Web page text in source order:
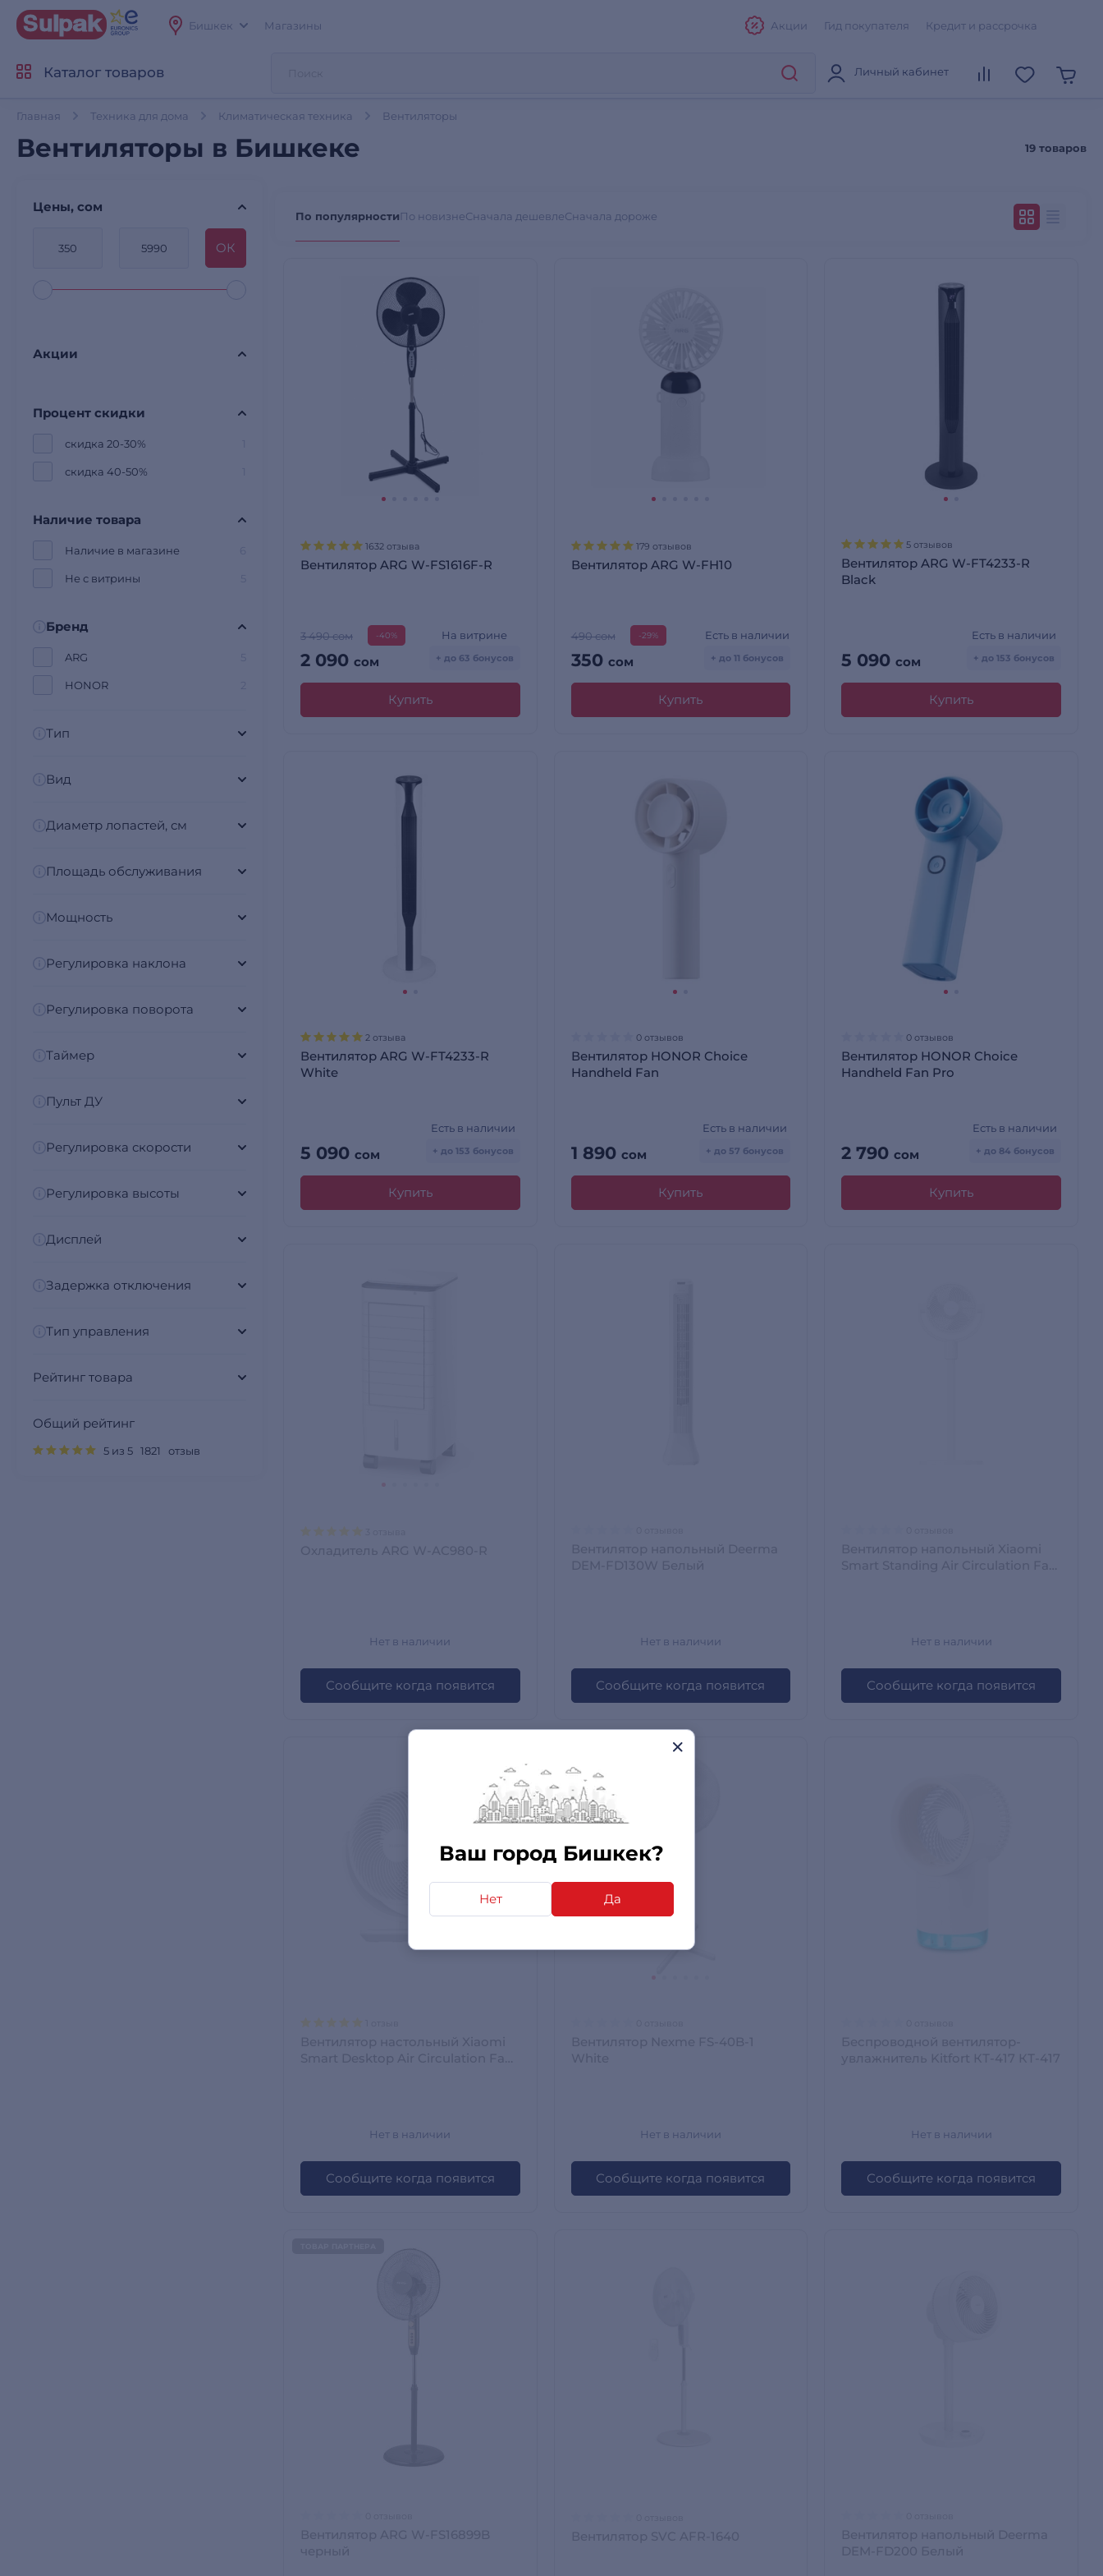
Ваш город Бишкек?
Нет Да
Бишкек Магазины Акции Гид покупателя Кредит и рассрочка
Каталог товаров Личный кабинет
Главная Техника для дома Климатическая техника Вентиляторы
Вентиляторы в Бишкеке 19 товаров
Цены, сом
OК
Акции
Процент скидки
скидка 20-30%
скидка 40-50%
Наличие товара
Наличие в магазине
Не с витрины
Бренд
ARG
HONOR
Тип
Вид
Диаметр лопастей, см
Площадь обслуживания
Мощность
Регулировка наклона
Регулировка поворота
Таймер
Пульт ДУ
Регулировка скорости
Регулировка высоты
Дисплей
Задержка отключения
Тип управления
Рейтинг товара
Общий рейтинг
5 из 5 1821 отзыв
По популярностиПо новизнеСначала дешевлеСначала дороже
1632 отзыва
Вентилятор ARG W-FS1616F-R
3 490 сом -40%
2 090 сом
На витрине
+ до 63 бонусов
Купить
179 отзывов
Вентилятор ARG W-FH10
490 сом -29%
350 сом
Есть в наличии
+ до 11 бонусов
Купить
5 отзывов
Вентилятор ARG W-FT4233-R
Black
5 090сом
Есть в наличии
+ до 153 бонусов
Купить
2 отзыва
Вентилятор ARG W-FT4233-R
White
5 090 сом
Есть в наличии
+ до 153 бонусов
Купить
0 отзывов
Вентилятор HONOR Choice
Handheld Fan
1 890 сом
Есть в наличии
+ до 57 бонусов
Купить
0 отзывов
Вентилятор HONOR Choice
Handheld Fan Pro
2 790сом
Есть в наличии
+ до 84 бонусов
Купить
Нет в наличии
Сообщите когда появится
Нет в наличии
Сообщите когда появится
Нет в наличии
Сообщите когда появится
Нет в наличии
Сообщите когда появится
Нет в наличии
Сообщите когда появится
Нет в наличии
Сообщите когда появится